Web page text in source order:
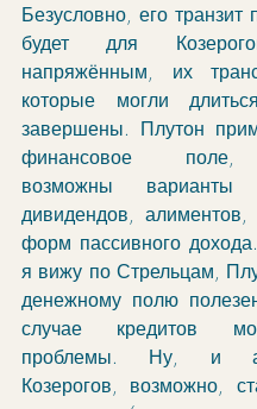
Безусловно, его
будет для
напряжённым, их
которые могли
завершены. Плутон
финансовое поле,
возможны варианты
дивидендов, алиментов,
форм пассивного
я вижу по Стрельцам,
денежному полю
случае кредитов
проблемы. Ну, и
Козерогов, возможно,